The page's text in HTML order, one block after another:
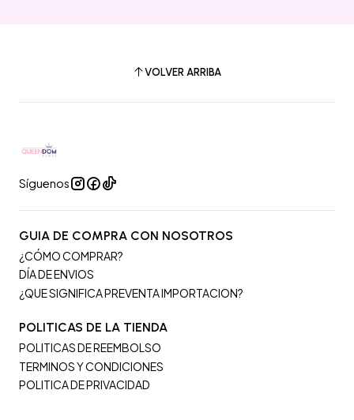
VOLVER ARRIBA
Síguenos
GUIA DE COMPRA CON NOSOTROS
¿CÓMO COMPRAR?
DÍA DE ENVIOS
¿QUE SIGNIFICA PREVENTA IMPORTACION?
POLITICAS DE LA TIENDA
POLITICAS DE REEMBOLSO
TERMINOS Y CONDICIONES
POLITICA DE PRIVACIDAD